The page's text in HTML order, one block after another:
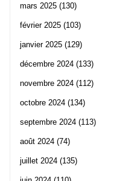
mars 2025 (130)
février 2025 (103)
janvier 2025 (129)
décembre 2024 (133)
novembre 2024 (112)
octobre 2024 (134)
septembre 2024 (113)
août 2024 (74)
juillet 2024 (135)